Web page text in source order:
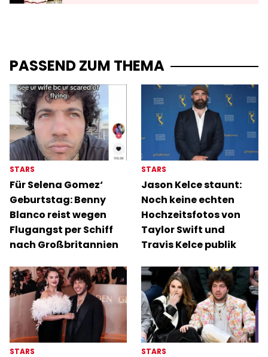
PASSEND ZUM THEMA
STARS
Für Selena Gomez‘
Geburtstag: Benny
Blanco reist wegen
Flugangst per Schiff
nach Großbritannien
STARS
Jason Kelce staunt:
Noch keine echten
Hochzeitsfotos von
Taylor Swift und
Travis Kelce publik
STARS STARS